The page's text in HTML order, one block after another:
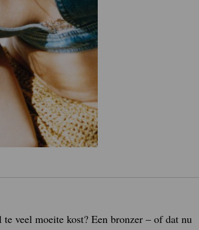
veel moeite kost? Een bronzer – of dat nu